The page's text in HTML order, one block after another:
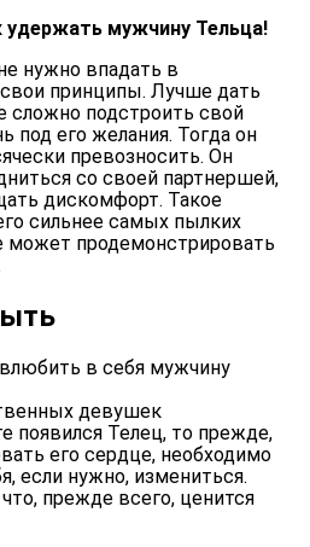
удержать мужчину Тельца!
нужно впадать в
свои принципы. Лучше дать
сложно подстроить свой
под его желания. Тогда он
превозносить. Он
со своей партнершей,
дискомфорт. Такое
сильнее самых пылких
может продемонстрировать
девушек
появился Телец, то прежде,
его сердце, необходимо
если нужно, измениться.
прежде всего, ценится